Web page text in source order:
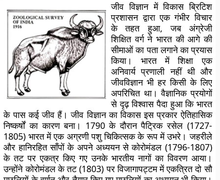
जीव विज्ञान में विकास ब्रिटिश
प्रशासन द्वारा एक गंभीर विचार
के तहत हुआ, जब अंग्रेजी
शिक्षित वर्ग ने भारत की आगे की
सीमाओं का पता लगाने का प्रयास
किया। भारत में शिक्षा एक
अनिवार्य प्रणाली नहीं थी और
जीवविज्ञान भी हर किसी के लिए
अपरिचित था। वैज्ञानिक प्रयोगों
से दृढ़ विश्वास पैदा हुआ कि भारत
के पास कई जीव हैं। जीव विज्ञान का विकास इस प्रकार ऐतिहासिक
निष्कर्षों का कारण बना। 1790 के दौरान पैट्रिक रसेल (1727-
1805) भारत में एक अग्रणी पशु चिकित्सक के रूप में उभरे। जहरीले
और हानिरहित साँपों के अपने अध्ययन से कोरोमंडल (1796-1807)
के तट पर एकत्र किए गए उनके भारतीय नागों का विवरण आया।
उन्होंने कोरोमंडल के तट (1803) पर विजागापट्टम में एकत्रित दो सौ